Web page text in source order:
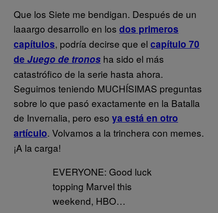
Que los Siete me bendigan. Después de un
laaargo desarrollo en los dos primeros
capítulos, podría decirse que el capítulo 70
de Juego de tronos ha sido el más
catastrófico de la serie hasta ahora.
Seguimos teniendo MUCHÍSIMAS preguntas
sobre lo que pasó exactamente en la Batalla
de Invernalia, pero eso ya está en otro
artículo. Volvamos a la trinchera con memes.
¡A la carga!
EVERYONE: Good luck
topping Marvel this
weekend, HBO…